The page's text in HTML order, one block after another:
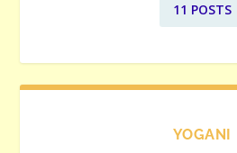
11 POSTS
YOGANI